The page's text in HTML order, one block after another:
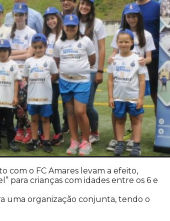
com o FC Amares levam a efeito,
para crianças com idades entre os 6 e
uma organização conjunta, tendo o